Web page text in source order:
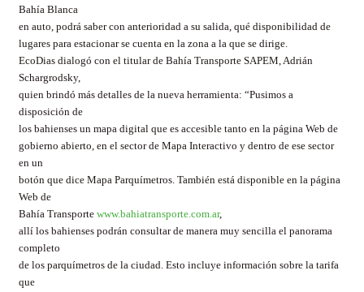
Bahía Blanca
en auto, podrá saber con anterioridad a su salida, qué disponibilidad de
lugares para estacionar se cuenta en la zona a la que se dirige.
EcoDias dialogó con el titular de Bahía Transporte SAPEM, Adrián
Schargrodsky,
quien brindó más detalles de la nueva herramienta: “Pusimos a
disposición de
los bahienses un mapa digital que es accesible tanto en la página Web de
gobierno abierto, en el sector de Mapa Interactivo y dentro de ese sector
en un
botón que dice Mapa Parquímetros. También está disponible en la página
Web de
Bahía Transporte www.bahiatransporte.com.ar,
allí los bahienses podrán consultar de manera muy sencilla el panorama
completo
de los parquímetros de la ciudad. Esto incluye información sobre la tarifa
que